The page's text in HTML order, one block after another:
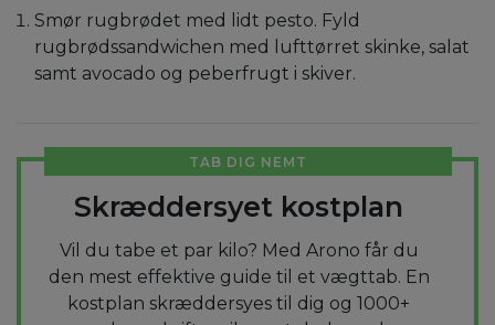
Smør rugbrødet med lidt pesto. Fyld
rugbrødssandwichen med lufttørret skinke, salat
samt avocado og peberfrugt i skiver.
TAB DIG NEMT
Skræddersyet kostplan
Vil du tabe et par kilo? Med Arono får du
den mest effektive guide til et vægttab. En
kostplan skræddersyes til dig og 1000+